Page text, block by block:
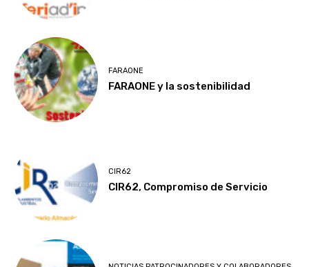
FARAONE
FARAONE y la sostenibilidad
CIR62
CIR62, Compromiso de Servicio